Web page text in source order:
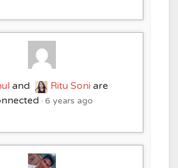
and Ritu Soniare
6 years ago